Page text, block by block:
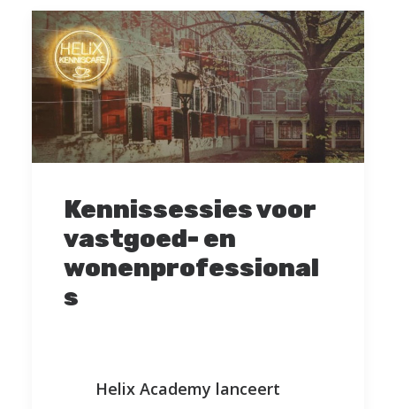
Kennissessies voor
vastgoed- en
wonenprofessional
s
Helix Academy lanceert